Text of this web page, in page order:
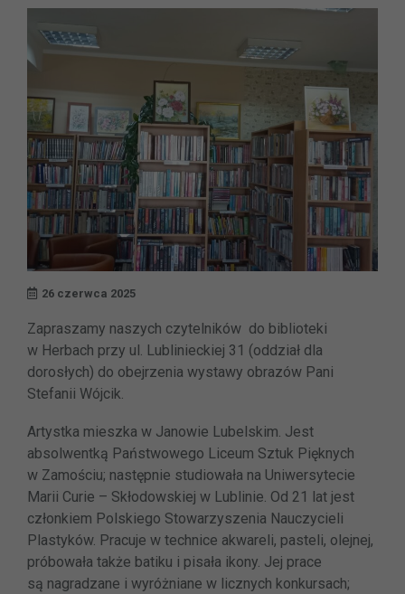
26 czerwca 2025
Zapraszamy naszych czytelników do biblioteki
w Herbach przy ul. Lublinieckiej 31 (oddział dla
dorosłych) do obejrzenia wystawy obrazów Pani
Stefanii Wójcik.
Artystka mieszka w Janowie Lubelskim. Jest
absolwentką Państwowego Liceum Sztuk Pięknych
w Zamościu; następnie studiowała na Uniwersytecie
Marii Curie – Skłodowskiej w Lublinie. Od 21 lat jest
członkiem Polskiego Stowarzyszenia Nauczycieli
Plastyków. Pracuje w technice akwareli, pasteli, olejnej,
próbowała także batiku i pisała ikony. Jej prace
są nagradzane i wyróżniane w licznych konkursach;